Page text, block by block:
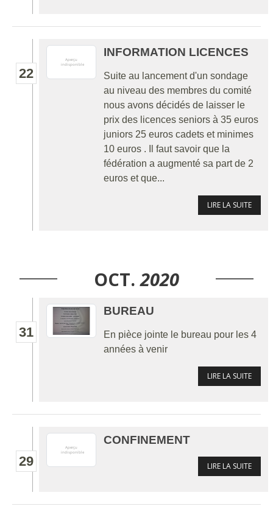
22
INFORMATION LICENCES
Suite au lancement d'un sondage
au niveau des membres du comité
nous avons décidés de laisser le
prix des licences seniors à 35 euros
juniors 25 euros cadets et minimes
10 euros . Il faut savoir que la
fédération a augmenté sa part de 2
euros et que...
LIRE LA SUITE
OCT. 2020
31
BUREAU
En pièce jointe le bureau pour les 4
années à venir
LIRE LA SUITE
29
CONFINEMENT
LIRE LA SUITE